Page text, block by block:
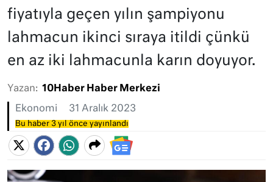
fiyatıyla geçen yılın şampiyonu
lahmacun ikinci sıraya itildi çünkü
en az iki lahmacunla karın doyuyor.
Yazan: 10Haber Haber Merkezi
Ekonomi 31 Aralık 2023
Bu haber 3 yıl önce yayınlandı